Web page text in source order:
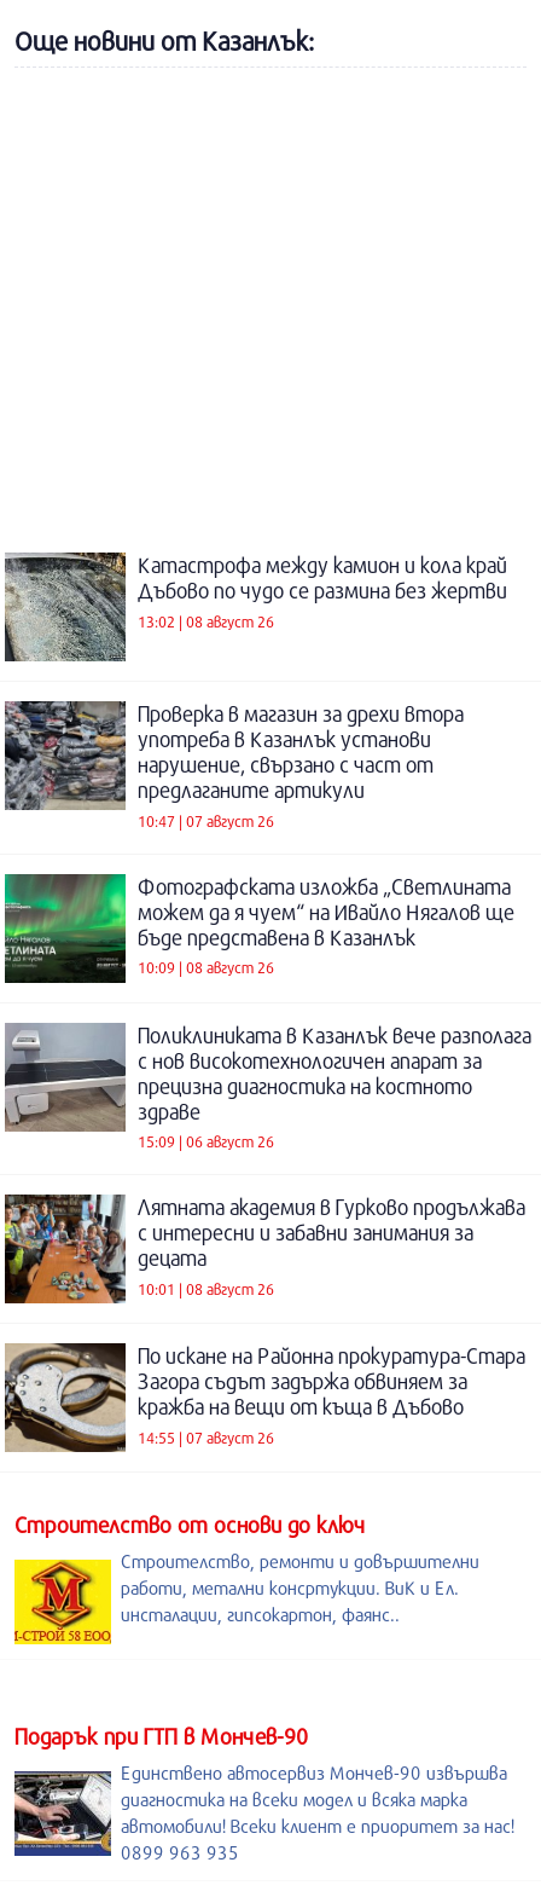
Още новини от Казанлък:
Катастрофа между камион и кола край
Дъбово по чудо се размина без жертви
13:02 | 08 август 26
Проверка в магазин за дрехи втора
употреба в Казанлък установи
нарушение, свързано с част от
предлаганите артикули
10:47 | 07 август 26
Фотографската изложба „Светлината
можем да я чуем“ на Ивайло Нягалов ще
бъде представена в Казанлък
10:09 | 08 август 26
Поликлиниката в Казанлък вече разполага
с нов високотехнологичен апарат за
прецизна диагностика на костното
здраве
15:09 | 06 август 26
Лятната академия в Гурково продължава
с интересни и забавни занимания за
децата
10:01 | 08 август 26
По искане на Районна прокуратура-Стара
Загора съдът задържа обвиняем за
кражба на вещи от къща в Дъбово
14:55 | 07 август 26
Строителство от основи до ключ
Строителство, ремонти и довършителни
работи, метални консртукции. ВиК и Ел.
инсталации, гипсокартон, фаянс..
Подарък при ГТП в Мончев-90
Единствено автосервиз Мончев-90 извършва
диагностика на всеки модел и всяка марка
автомобили! Всеки клиент е приоритет за нас!
0899 963 935